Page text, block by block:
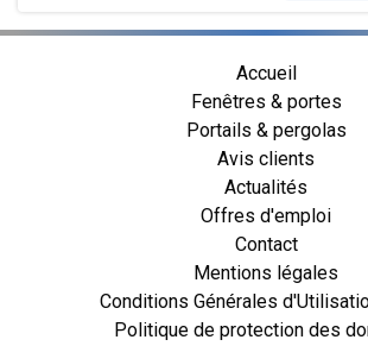
Accueil
Fenêtres & portes
Portails & pergolas
Avis clients
Actualités
Offres d'emploi
Contact
Mentions légales
Conditions Générales
Politique de protection des